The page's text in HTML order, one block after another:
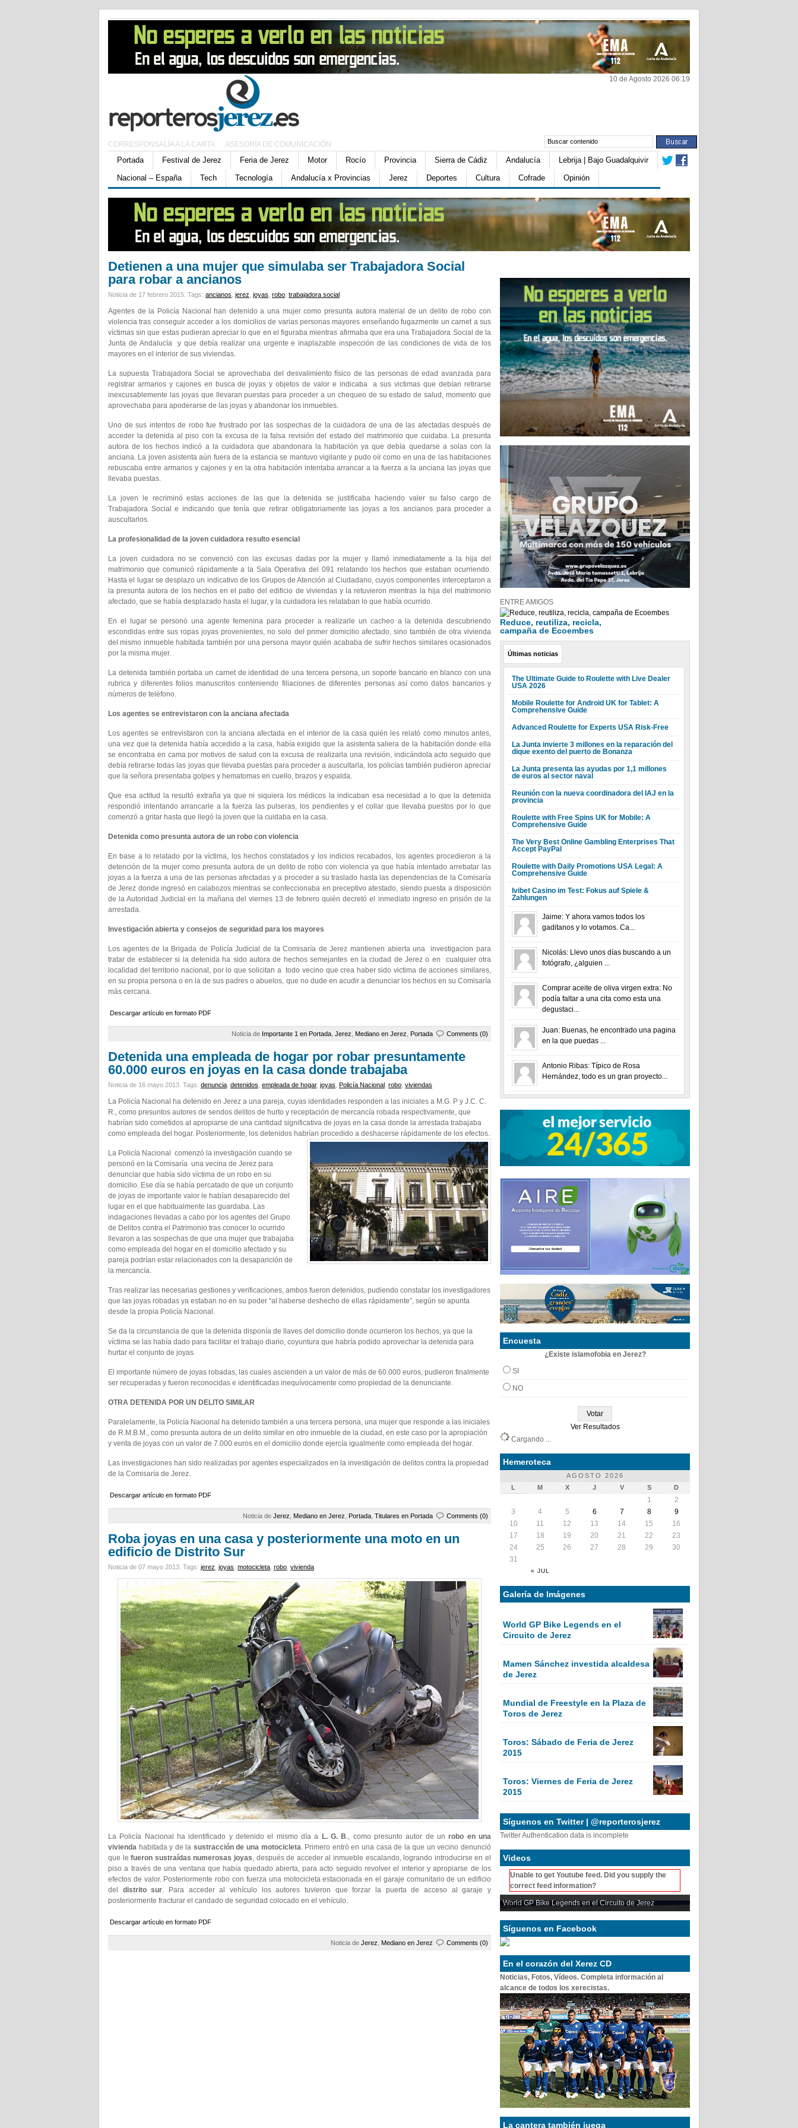
10 de Agosto 2026 06:19
CORRESPONSALÍA A LA CARTA ASESORÍA DE COMUNICACIÓN
Portada Festival de Jerez Feria de Jerez Motor Rocío Provincia Sierra de Cádiz Andalucía
Lebrija | Bajo Guadalquivir
Nacional – España
Tech Tecnología Andalucía x Provincias Jerez Deportes Cultura Cofrade Opinión
Detienen a una mujer que simulaba ser Trabajadora Social
para robar a ancianos
Noticia de 17 febrero 2015. Tags: ancianos jerez joyas robo trabajadora social
Agentes de la Policía Nacional han detenido a una mujer como presunta autora material de un delito de robo con
violencia tras conseguir acceder a los domicilios de varias personas mayores enseñando fugazmente un carnet a sus
víctimas sin que estas pudieran apreciar lo que en el figuraba mientras afirmaba que era una Trabajadora Social de la
Junta de Andalucía y que debía realizar una urgente e inaplazable inspección de las condiciones de vida de los
mayores en el interior de sus viviendas.
La supuesta Trabajadora Social se aprovechaba del desvalimiento físico de las personas de edad avanzada para
registrar armarios y cajones en busca de joyas y objetos de valor e indicaba a sus victimas que debían retirarse
inexcusablemente las joyas que llevaran puestas para proceder a un chequeo de su estado de salud, momento que
aprovechaba para apoderarse de las joyas y abandonar los inmuebles.
Uno de sus intentos de robo fue frustrado por las sospechas de la cuidadora de una de las afectadas después de
acceder la detenida al piso con la excusa de la falsa revisión del estado del matrimonio que cuidaba. La presunta
autora de los hechos indicó a la cuidadora que abandonara la habitación ya que debía quedarse a solas con la
anciana. La joven asistenta aún fuera de la estancia se mantuvo vigilante y pudo oír como en una de las habitaciones
rebuscaba entre armarios y cajones y en la otra habitación intentaba arrancar a la fuerza a la anciana las joyas que
llevaba puestas.
La joven le recriminó estas acciones de las que la detenida se justificaba haciendo valer su falso cargo de
Trabajadora Social e indicando que tenía que retirar obligatoriamente las joyas a los ancianos para proceder a
auscultarlos.
La profesionalidad de la joven cuidadora resulto esencial
La joven cuidadora no se convenció con las excusas dadas por la mujer y llamó inmediatamente a la hija del
matrimonio que comunicó rápidamente a la Sala Operativa del 091 relatando los hechos que estaban ocurriendo.
Hasta el lugar se desplazo un indicativo de los Grupos de Atención al Ciudadano, cuyos componentes interceptaron a
la presunta autora de los hechos en el patio del edificio de viviendas y la retuvieron mientras la hija del matrimonio
afectado, que se había desplazado hasta el lugar, y la cuidadora les relataban lo que había ocurrido.
En el lugar se personó una agente femenina para proceder a realizarle un cacheo a la detenida descubriendo
escondidas entre sus ropas joyas provenientes, no solo del primer domicilio afectado, sino también de otra vivienda
del mismo inmueble habitada también por una persona mayor quién acababa de sufrir hechos similares ocasionados
por la misma mujer.
La detenida también portaba un carnet de identidad de una tercera persona, un soporte bancario en blanco con una
rubrica y diferentes folios manuscritos conteniendo filiaciones de diferentes personas así como datos bancarios y
números de teléfono.
Los agentes se entrevistaron con la anciana afectada
Los agentes se entrevistaron con la anciana afectada en el interior de la casa quién les relató como minutos antes,
una vez que la detenida había accedido a la casa, había exigido que la asistenta saliera de la habitación donde ella
se encontraba en cama por motivos de salud con la excusa de realizarla una revisión, indicándola acto seguido que
debía retirarse todas las joyas que llevaba puestas para proceder a auscultarla, los policías también pudieron apreciar
que la señora presentaba golpes y hematomas en cuello, brazos y espalda.
Que esa actitud la resultó extraña ya que ni siquiera los médicos la indicaban esa necesidad a lo que la detenida
respondió intentando arrancarle a la fuerza las pulseras, los pendientes y el collar que llevaba puestos por lo que
comenzó a gritar hasta que llegó la joven que la cuidaba en la casa.
Detenida como presunta autora de un robo con violencia
En base a lo relatado por la víctima, los hechos constatados y los indicios recabados, los agentes procedieron a la
detención de la mujer como presunta autora de un delito de robo con violencia ya que había intentado arrebatar las
joyas a la fuerza a una de las personas afectadas y a proceder a su traslado hasta las dependencias de la Comisaría
de Jerez donde ingresó en calabozos mientras se confeccionaba en preceptivo atestado, siendo puesta a disposición
de la Autoridad Judicial en la mañana del viernes 13 de febrero quién decretó el inmediato ingreso en prisión de la
arrestada.
Investigación abierta y consejos de seguridad para los mayores
Los agentes de la Brigada de Policía Judicial de la Comisaría de Jerez mantienen abierta una investigacion para
tratar de establecer si la detenida ha sido autora de hechos semejantes en la ciudad de Jerez o en cualquier otra
localidad del territorio nacional, por lo que solicitan a todo vecino que crea haber sido victima de acciones similares,
en su propia persona o en la de sus padres o abuelos, que no dude en acudir a denunciar los hechos en su Comisaría
más cercana.
Descargar artículo en formato PDF
Noticia de Importante 1 en Portada Jerez Mediano en Jerez Portada Comments (0)
Detenida una empleada de hogar por robar presuntamente
60.000 euros en joyas en la casa donde trabajaba
Noticia de 16 mayo 2013. Tags: denuncia detenidos empleada de hogar, joyas Policía Nacional robo viviendas
La Policía Nacional ha detenido en Jerez a una pareja, cuyas identidades responden a las iniciales a M.G. P y J.C. C.
R., como presuntos autores de sendos delitos de hurto y receptación de mercancía robada respectivamente, que
habrían sido cometidos al apropiarse de una cantidad significativa de joyas en la casa donde la arrestada trabajaba
como empleada del hogar. Posteriormente, los detenidos habrían procedido a deshacerse rápidamente de los efectos.
La Policía Nacional comenzó la investigación cuando se
personó en la Comisaría una vecina de Jerez para
denunciar que había sido víctima de un robo en su
domicilio. Ese día se había percatado de que un conjunto
de joyas de importante valor le habían desaparecido del
lugar en el que habitualmente las guardaba. Las
indagaciones llevadas a cabo por los agentes del Grupo
de Delitos contra el Patrimonio tras conocer lo ocurrido
llevaron a las sospechas de que una mujer que trabajaba
como empleada del hogar en el domicilio afectado y su
pareja podrían estar relacionados con la desaparición de
la mercancía.
Tras realizar las necesarias gestiones y verificaciones, ambos fueron detenidos, pudiendo constatar los investigadores
que las joyas robadas ya estaban no en su poder “al haberse deshecho de ellas rápidamente”, según se apunta
desde la propia Policía Nacional.
Se da la circunstancia de que la detenida disponía de llaves del domicilio donde ocurrieron los hechos, ya que la
víctima se las había dado para facilitar el trabajo diario, coyuntura que habría podido aprovechar la detenida para
hurtar el conjunto de joyas.
El importante número de joyas robadas, las cuales ascienden a un valor de más de 60.000 euros, pudieron finalmente
ser recuperadas y fueron reconocidas e identificadas inequívocamente como propiedad de la denunciante.
OTRA DETENIDA POR UN DELITO SIMILAR
Paralelamente, la Policía Nacional ha detenido también a una tercera persona, una mujer que responde a las iniciales
de R.M.B.M., como presunta autora de un delito similar en otro inmueble de la ciudad, en este caso por la apropiación
y venta de joyas con un valor de 7.000 euros en el domicilio donde ejercía igualmente como empleada del hogar.
Las investigaciones han sido realizadas por agentes especializados en la investigación de delitos contra la propiedad
de la Comisaría de Jerez.
Descargar artículo en formato PDF
Noticia de Jerez Mediano en Jerez Portada Titulares en Portada Comments (0)
Roba joyas en una casa y posteriormente una moto en un
edificio de Distrito Sur
Noticia de 07 mayo 2013. Tags: jerez joyas motocicleta robo vivienda
La Policía Nacional ha identificado y detenido el mismo día a L. G. B., como presunto autor de unrobo en una
vivienda habitada y de la sustracción de una motocicleta. Primero entró en una casa de la que un vecino denunció
que lefueron sustraídas numerosas joyas, después de acceder al inmueble escalando, logrando introducirse en el
piso a través de una ventana que había quedado abierta, para acto seguido revolver el interior y apropiarse de los
efectos de valor. Posteriormente robo con fuerza una motocicleta estacionada en el garaje comunitario de un edificio
del distrito sur. Para acceder al vehículo los autores tuvieron que forzar la puerta de acceso al garaje y
posteriormente fracturar el candado de seguridad colocado en el vehículo.
Descargar artículo en formato PDF
Noticia de Jerez Mediano en Jerez Comments (0)
ENTRE AMIGOS
Reduce, reutiliza, recicla,
campaña de Ecoembes
Últimas noticias
The Ultimate Guide to Roulette with Live Dealer
USA 2026
Mobile Roulette for Android UK for Tablet: A
Comprehensive Guide
Advanced Roulette for Experts USA Risk-Free
La Junta invierte 3 millones en la reparación del
dique exento del puerto de Bonanza
La Junta presenta las ayudas por 1,1 millones
de euros al sector naval
Reunión con la nueva coordinadora del IAJ en la
provincia
Roulette with Free Spins UK for Mobile: A
Comprehensive Guide
The Very Best Online Gambling Enterprises That
Accept PayPal
Roulette with Daily Promotions USA Legal: A
Comprehensive Guide
Ivibet Casino im Test: Fokus auf Spiele &
Zahlungen
Jaime: Y ahora vamos todos los
gaditanos y lo votamos. Ca...
Nicolás: Llevo unos días buscando a un
fotógrafo, ¿alguien ...
Comprar aceite de oliva virgen extra: No
podía faltar a una cita como esta una
degustaci...
Juan: Buenas, he encontrado una pagina
en la que puedas ...
Antonio Ribas: Típico de Rosa
Hernández, todo es un gran proyecto...
Encuesta
¿Existe islamofobia en Jerez?
SI
NO
Ver Resultados
Cargando ...
Hemeroteca
AGOSTO 2026
L
M X J V S D
« JUL
1
2
3
4 5 6 7 8
9
10
11 12 13 14 15
16
17
18 19 20 21 22
23
24
25 26 27 28 29
30
31
Galería de Imágenes
World GP Bike Legends en el
Circuito de Jerez
Mamen Sánchez investida alcaldesa
de Jerez
Mundial de Freestyle en la Plaza de
Toros de Jerez
Toros: Sábado de Feria de Jerez
2015
Toros: Viernes de Feria de Jerez
2015
Síguenos en Twitter | @reporterosjerez
Twitter Authentication data is incomplete
Videos
Unable to get Youtube feed. Did you supply the
correct feed information?
World GP Bike Legends en el Circuito de Jerez
12345
Síguenos en Facebook
En el corazón del Xerez CD
Noticias, Fotos, Vídeos. Completa información al
alcance de todos los xerecistas.
La cantera también juega